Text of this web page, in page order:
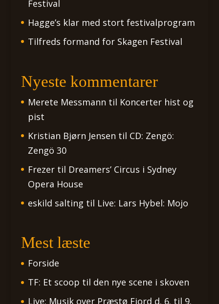
Festival
Hagge’s klar med stort festivalprogram
Tilfreds formand for Skagen Festival
Nyeste kommentarer
Merete Messmann til Koncerter hist og
pist
Kristian Bjørn Jensen til CD: Zengö:
Zengö 30
Frezertil Dreamers’ Circus i Sydney
Opera House
eskild salting til Live: Lars Hybel: Mojo
Mest læste
Forside
TF: Et scoop til den nye scene i skoven
Live: Musik over Præstø Fjord d. 6. til 9.